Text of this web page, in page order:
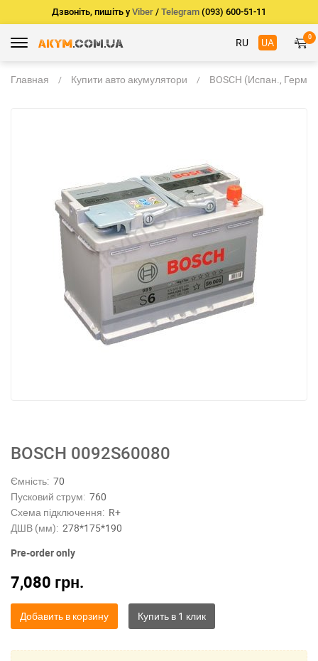
Дзвоніть, пишіть у Viber / Telegram (093) 600-51-11
RU UA 0
Главная Купити авто акумулятори BOSCH (Испан., Герм.)
BOSCH 0092S60080
Ємність: 70
Пусковий струм: 760
Схема підключення: R+
ДШВ (мм): 278*175*190
Pre-order only
7,080 грн.
Добавить в корзину